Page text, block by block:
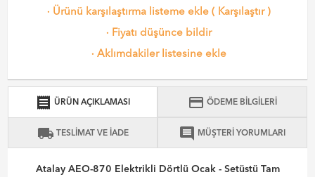
· Ürünü karşılaştırma listeme ekle ( Karşılaştır)
· Fiyatı düşünce bildir
· Aklımdakiler listesine ekle
receipt ÜRÜN AÇIKLAMASI credit_card ÖDEME BİLGİLERİ
local_shipping TESLİMAT VE İADE comment MÜŞTERİ YORUMLARI
Atalay AEO-870 Elektrikli Dörtlü Ocak - Setüstü Tam